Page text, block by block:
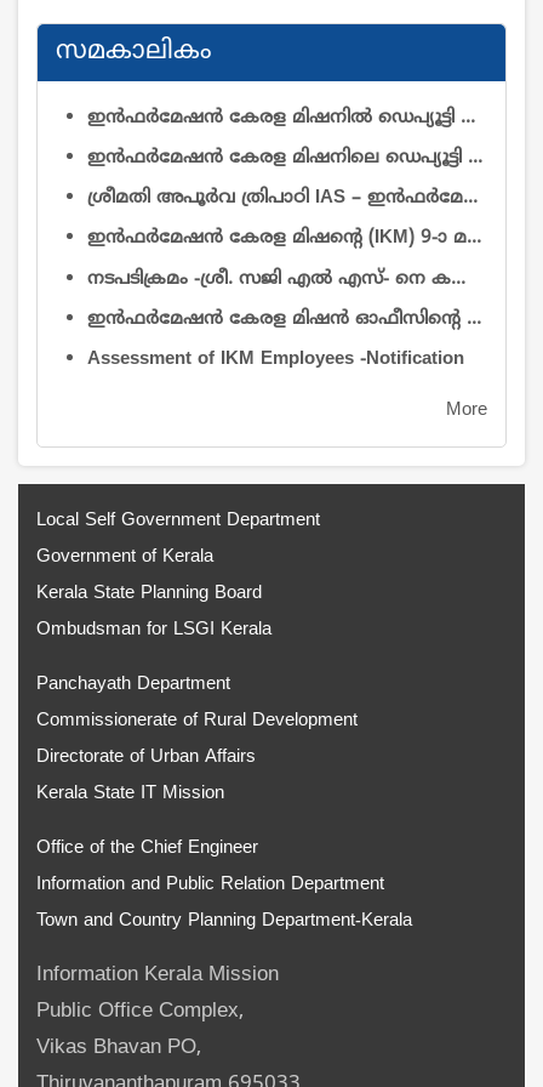
സമകാലികം
ഇൻഫർമേഷൻ കേരള മിഷനിൽ ഡെപ്യൂട്ടി ഡയറക്ടർ (റിസർച്ച് & ഡെവലപ്മെന്റ്)യും ഡെപ്യൂട്ടി ഡയറക്ടർ (ഓപ്പറേഷൻ & മെയിന്റനൻസ്)യും തസ്തികകളിലെ ഒഴിവുകൾ നികത്തുന്നതിനുള്ള വിജ്ഞാപനം
ഇൻഫർമേഷൻ കേരള മിഷനിലെ ഡെപ്യൂട്ടി ഡയറക്ടർ ഡോ. കെ. പി. നൗഫലിനെ (ആർ & ഡി) സേവനത്തിൽ നിന്ന് വിടുതൽ ചെയ്യുകയും ചുമതല കൈമാറ്റം ചെയ്യുകയും ചെയ്യുന്നതു സംബന്ധിച്ച്
ശ്രീമതി അപൂർവ ത്രിപാഠി IAS – ഇൻഫർമേഷൻ കേരള മിഷൻ എക്സിക്യൂട്ടീവ് ഡയറക്ടറായി ചുമതലയേറ്റത് – സംബന്ധിച്ച്
ഇൻഫർമേഷൻ കേരള മിഷന്റെ (IKM) 9-ാ മത് ഗവേണിംഗ് ബോഡി യോഗത്തിൽ പങ്കെടുക്കുന്ന അംഗങ്ങൾക്ക് ബാഗ്, പെൻഡ്രൈവ് നൽകുന്നതിനായി താല്പര്യമുള്ള സ്ഥാപനങ്ങളിൽ നിന്നും മത്സരസ്വഭാവമുള്ള ക്വട്ടേഷനുകൾ ക്ഷണിച്ചുകൊള്ളുന്നു.
നടപടിക്രമം -ശ്രീ. സജി എൽ എസ്- നെ കൺട്രോളർ ഓഫ് അഡ്മിനിസ്ട്രേഷൻ തസ്തികയിൽ അന്യത്ര സേവനാടിസ്ഥാനത്തിൽ - ജോലിയിൽ പ്രവേശിപ്പിച്ച് ഉത്തരവ്
ഇന്‍ഫര്‍മേഷന്‍ കേരള മിഷന്‍ ഓഫീസിൻ്റെ ആവശ്യത്തിന് 2026 ആഗസ്റ്റ് 1 മുതല്‍ കരാര്‍ അടിസ്ഥാനത്തില്‍ 2 കാറുകൾ ഓടുന്നതിന് ട്രാവല്‍ ഏജന്‍സികള്‍/വാഹന ഉടമകളില്‍ നിന്നും ക്വട്ടേഷന്‍ ക്ഷണിച്ചുകൊള്ളുന്നു
Assessment of IKM Employees -Notification
More
Local Self Government Department
Government of Kerala
Kerala State Planning Board
Ombudsman for LSGI Kerala
Panchayath Department
Commissionerate of Rural Development
Directorate of Urban Affairs
Kerala State IT Mission
Office of the Chief Engineer
Information and Public Relation Department
Town and Country Planning Department-Kerala
Information Kerala Mission
Public Office Complex,
Vikas Bhavan PO,